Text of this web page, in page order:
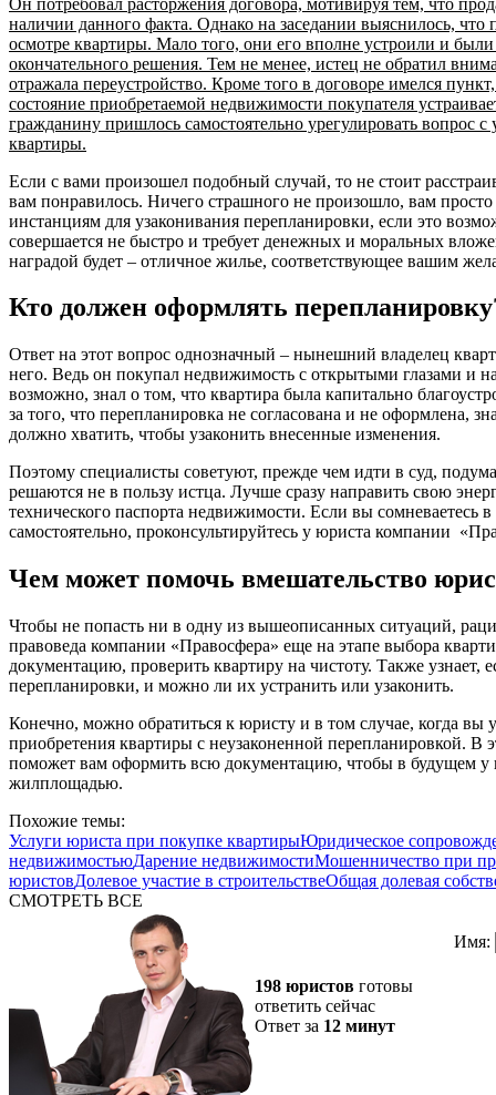
наличии данного факта. Однако на заседании выяснилось, что
осмотре квартиры. Мало того, они его вполне устроили и
окончательного решения. Тем не менее, истец не обратил
отражала переустройство. Кроме того в договоре имелся
состояние приобретаемой недвижимости покупателя
гражданину пришлось самостоятельно урегулировать вопрос
квартиры.
Если с вами произошел подобный случай, то не стоит
вам понравилось. Ничего страшного не произошло, вам
инстанциям для узаконивания перепланировки, если это
совершается не быстро и требует денежных и моральных
наградой будет – отличное жилье, соответствующее вашим
Кто должен оформлять
Ответ на этот вопрос однозначный – нынешний владелец
него. Ведь он покупал недвижимость с открытыми глазами и
возможно, знал о том, что квартира была капитально
за того, что перепланировка не согласована и не оформлена,
должно хватить, чтобы узаконить внесенные изменения.
Поэтому специалисты советуют, прежде чем идти в суд,
решаются не в пользу истца. Лучше сразу направить свою
технического паспорта недвижимости. Если вы сомневаетесь в
самостоятельно, проконсультируйтесь у юриста компании
Чем может помочь вмешательство
Чтобы не попасть ни в одну из вышеописанных ситуаций,
правоведа компании «Правосфера» еще на этапе выбора
документацию, проверить квартиру на чистоту. Также узнает,
перепланировки, и можно ли их устранить или узаконить.
Конечно, можно обратиться к юристу и в том случае, когда вы
приобретения квартиры с неузаконенной перепланировкой. В
поможет вам оформить всю документацию, чтобы в будущем у
жилплощадью.
Похожие темы:
Услуги юриста при покупке квартирыЮридическое
недвижимостьюДарение недвижимостиМошенничество при
юристовДолевое участие в строительствеОбщая долевая
СМОТРЕТЬ ВСЕ
198 юристов готовы
ответить сейчас
Ответ за 12 минут
Имя: